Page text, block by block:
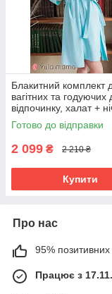
Блакитний комплект
вагітних та годуючих
відпочинку, халат +
сорочка
Готово до відправки
2 099 ₴ 2 210 ₴
Купити
Про нас
95% позитивних
Працює з